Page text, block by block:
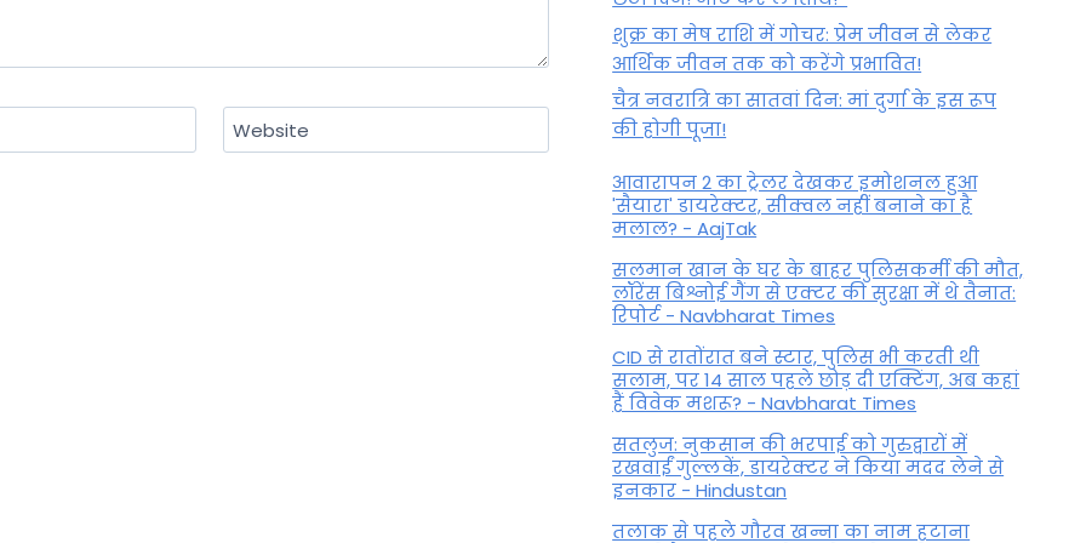
Website
शुक्र का मेष राशि में गोचर: प्रेम जीवन से लेकर
आर्थिक जीवन तक को करेंगे प्रभावित!
चैत्र नवरात्रि का सातवां दिन: मां दुर्गा के इस रूप
की होगी पूजा!
आवारापन 2 का ट्रेलर देखकर इमोशनल हुआ
'सैयारा' डायरेक्टर, सीक्वल नहीं बनाने का है
मलाल? - AajTak
सलमान खान के घर के बाहर पुलिसकर्मी की मौत,
लॉरेंस बिश्नोई गैंग से एक्टर की सुरक्षा में थे तैनात:
रिपोर्ट - Navbharat Times
CID से रातोंरात बने स्टार, पुलिस भी करती थी
सलाम, पर 14 साल पहले छोड़ दी एक्टिंग, अब कहां
हैं विवेक मशरू? - Navbharat Times
सतलुज: नुकसान की भरपाई को गुरुद्वारों में
रखवाईं गुल्लकें, डायरेक्टर ने किया मदद लेने से
इनकार - Hindustan
तलाक से पहले गौरव खन्ना का नाम हटाना